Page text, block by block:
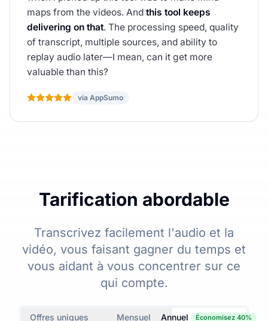
maps from the videos. And this tool keeps
delivering on that. The processing speed, quality
of transcript, multiple sources, and ability to
replay audio later—I mean, can it get more
valuable than this?
via AppSumo
Tarification abordable
Transcrivez facilement l'audio et la
vidéo, vous faisant gagner du temps et
vous aidant à vous concentrer sur ce
qui compte.
Offres uniques Mensuel Annuel Économisez 40%